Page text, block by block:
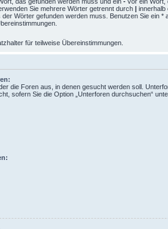
Sie mehrere Wörter getrennt durch | innerhalb
der Wörter gefunden werden muss. Benutzen Sie ein *
für teilweise Übereinstimmungen.
die Foren aus, in denen gesucht werden soll.
sofern Sie die Option „Unterforen durchsuchen“